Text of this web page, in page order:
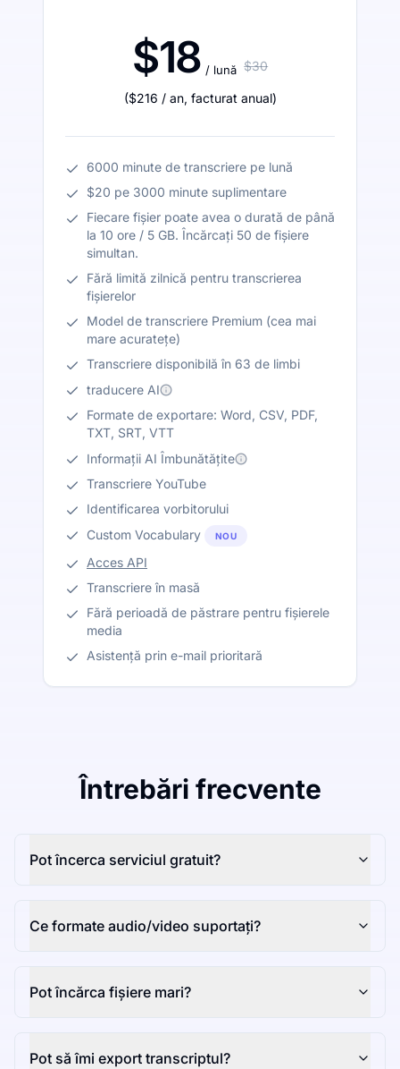
$18 / lună $30
($216 / an, facturat anual)
6000 minute de transcriere pe lună
$20 pe 3000 minute suplimentare
Fiecare fișier poate avea o durată de până
la 10 ore / 5 GB. Încărcați 50 de fișiere
simultan.
Fără limită zilnică pentru transcrierea
fișierelor
Model de transcriere Premium (cea mai
mare acuratețe)
Transcriere disponibilă în 63 de limbi
traducere AI
Formate de exportare: Word, CSV, PDF,
TXT, SRT, VTT
Informații AI Îmbunătățite
Transcriere YouTube
Identificarea vorbitorului
Custom Vocabulary
NOU
Acces API
Transcriere în masă
Fără perioadă de păstrare pentru fișierele
media
Asistență prin e-mail prioritară
Întrebări frecvente
Pot încerca serviciul gratuit?
Ce formate audio/video suportați?
Pot încărca fișiere mari?
Pot să îmi export transcriptul?